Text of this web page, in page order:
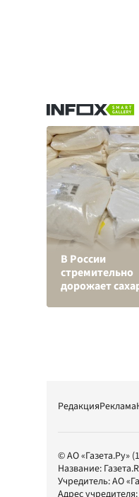
В России
стремительно
дорожает
РедакцияРеклама
© АО «Газета.Ру»
Название:
Учредитель:АО
Адрес